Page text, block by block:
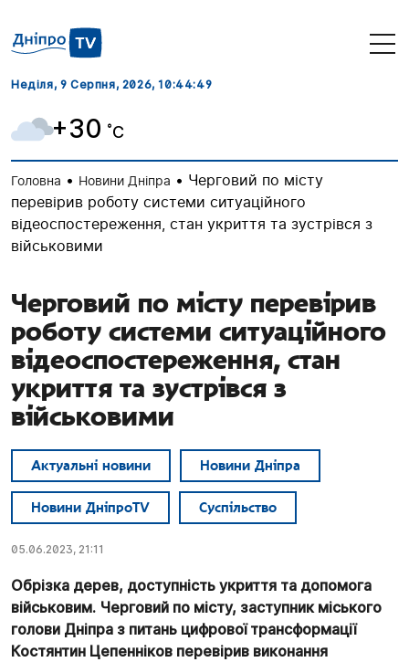
Неділя, 9 Серпня, 2026, 10:44:50
+30 ˚C
Головна • Новини Дніпра • Черговий по місту
перевірив роботу системи ситуаційного
відеоспостереження, стан укриття та зустрівся з
військовими
Черговий по місту перевірив
роботу системи ситуаційного
відеоспостереження, стан
укриття та зустрівся з
військовими
Актуальні новини Новини Дніпра
Новини ДніпроTV Суспільство
05.06.2023, 21:11
Обрізка дерев, доступність укриття та допомога
військовим. Черговий по місту, заступник міського
голови Дніпра з питань цифрової трансформації
Костянтин Цепенніков перевірив виконання